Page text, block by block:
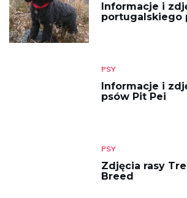
Informacje i
portugalskiego
PSY
Informacje i
psów Pit Pei
PSY
Zdjęcia rasy
Breed